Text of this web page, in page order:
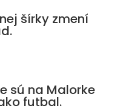
šírky zmení
sú na Malorke
futbal.